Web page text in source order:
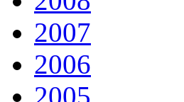
2007
2006
2005